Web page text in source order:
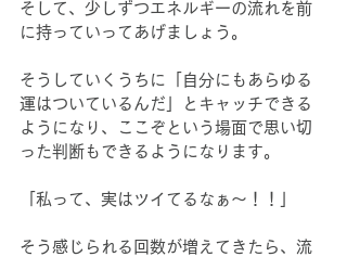
そして、少しずつエネルギーの流れを前
に持っていってあげましょう。
そうしていくうちに「自分にもあらゆる
運はついているんだ」とキャッチできる
ようになり、ここぞという場面で思い切
った判断もできるようになります。
「私って、実はツイてるなぁ〜！！」
そう感じられる回数が増えてきたら、流